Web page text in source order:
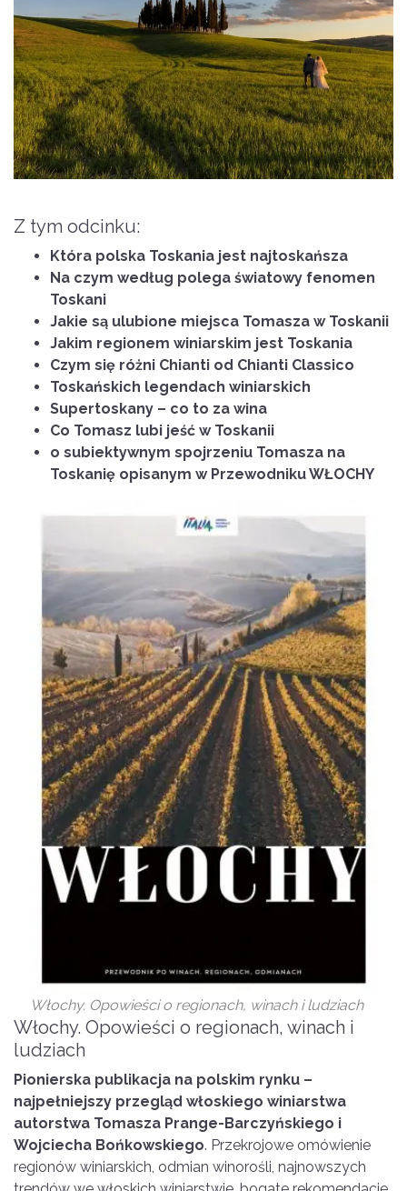
Z tym odcinku:
Która polska Toskania jest najtoskańsza
Na czym według polega światowy fenomen
Toskani
Jakie są ulubione miejsca Tomasza w Toskanii
Jakim regionem winiarskim jest Toskania
Czym się różni Chianti od Chianti Classico
Toskańskich legendach winiarskich
Supertoskany – co to za wina
Co Tomasz lubi jeść w Toskanii
o subiektywnym spojrzeniu Tomasza na
Toskanię opisanym w Przewodniku WŁOCHY
Włochy. Opowieści o regionach, winach i ludziach
Włochy. Opowieści o regionach, winach i
ludziach
Pionierska publikacja na polskim rynku –
najpełniejszy przegląd włoskiego winiarstwa
autorstwa Tomasza Prange-Barczyńskiego i
Wojciecha Bońkowskiego. Przekrojowe omówienie
regionów winiarskich, odmian winorośli, najnowszych